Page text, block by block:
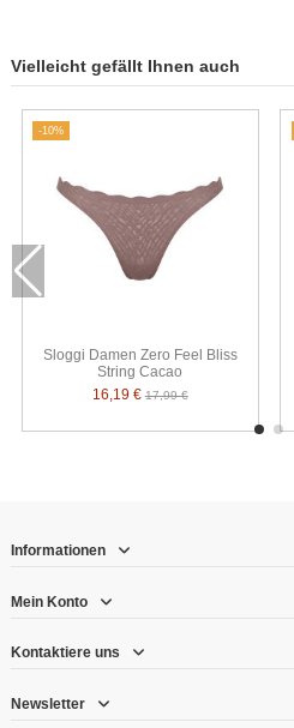
Vielleicht gefällt Ihnen auch
-10%
Sloggi Damen Zero Feel Bliss
String Cacao
16,19 €17,99 €
Informationen
Mein Konto
Kontaktiere uns
Newsletter